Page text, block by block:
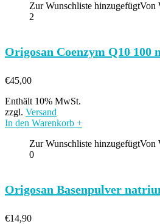
Zur Wunschliste hinzugefügtVon
2
Origosan Coenzym Q10 100
€45,00
Enthält 10% MwSt.
zzgl. Versand
In den Warenkorb +
Zur Wunschliste hinzugefügtVon
0
Origosan Basenpulver
€14,90